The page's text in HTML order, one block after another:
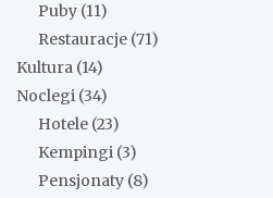
Puby (11)
Restauracje (71)
Kultura (14)
Noclegi (34)
Hotele (23)
Kempingi (3)
Pensjonaty (8)